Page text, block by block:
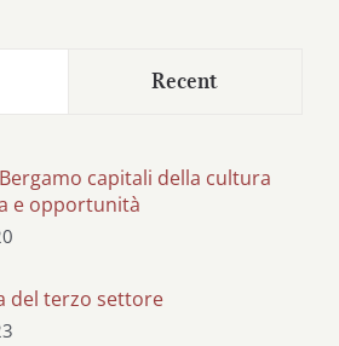
Recent
capitali della cultura
e opportunità
del terzo settore